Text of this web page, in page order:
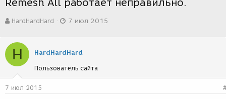
Remesh All работает неправильно.
в
о
р
т
е
м
ы
HardHardHard
а
с
з
д
7 июл 2015
H HardHardHard
Пользователь сайта
7 июл 2015